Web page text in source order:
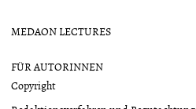
MEDAON LECTURES
FÜR AUTORINNEN
Copyright